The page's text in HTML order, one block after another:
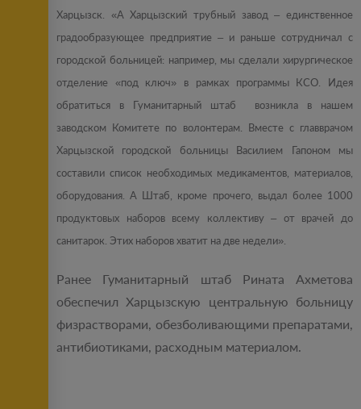
Харцызск. «А Харцызский трубный завод – единственное
градообразующее предприятие – и раньше сотрудничал с
городской больницей: например, мы сделали хирургическое
отделение «под ключ» в рамках программы КСО. Идея
обратиться в Гуманитарный штаб возникла в нашем
заводском Комитете по волонтерам. Вместе с главврачом
Харцызской городской больницы Василием Гапоном мы
составили список необходимых медикаментов, материалов,
оборудования. А Штаб, кроме прочего, выдал более 1000
продуктовых наборов всему коллективу – от врачей до
санитарок. Этих наборов хватит на две недели».
Ранее Гуманитарный штаб Рината Ахметова
обеспечил Харцызскую центральную больницу
физрастворами, обезболивающими препаратами,
антибиотиками, расходным материалом.